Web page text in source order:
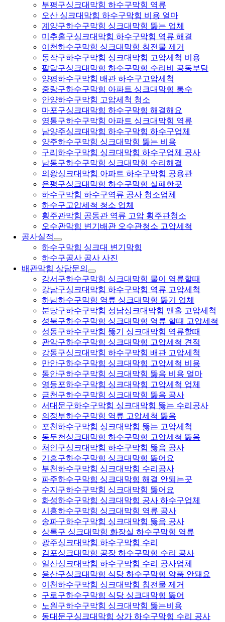
부평구싱크대막힘 하수구막힘 역류
오산 싱크대막힘 하수구막힘 비용 얼마
계양구하수구막힘 싱크대막힘 뚫는 업체
미추홀구싱크대막힘 하수구막힘 역류 해결
이천하수구막힘 싱크대막힘 침전물 제거
동작구하수구막힘 싱크대막힘 고압세척 비용
팔달구싱크대막힘 하수구막힘 수리비 공동부담
양평하수구막힘 배관 하수구고압세척
중랑구하수구막힘 아파트 싱크대막힘 통수
안양하수구막힘 고압세척 청소
마포구싱크대막힘 하수구막힘 해결해요
영통구하수구막힘 아파트 싱크대막힘 역류
남양주싱크대막힘 하수구막힘 하수구업체
양주하수구막힘 싱크대막힘 뚫는 비용
구리하수구막힘 싱크대막힘 하수구업체 공사
남동구하수구막힘 싱크대막힘 수리해결
의왕싱크대막힘 아파트 하수구막힘 공용관
은평구싱크대막힘 하수구막힘 실패한곳
하수구막힘 하수구역류 공사 청소업체
하수구고압세척 청소 업체
횡주관막힘 공동관 역류 고압 횡주관청소
오수관막힘 변기배관 오수관청소 고압세척
공사실적
하수구막힘 싱크대 변기막힘
하수구공사 공사 사진
배관막힘 상담문의
강서구하수구막힘 싱크대막힘 물이 역류할때
강남구싱크대막힘 하수구막힘 역류 고압세척
하남하수구막힘 역류 싱크대막힘 뚫기 업체
분당구하수구막힘 성남싱크대막힘 맨홀 고압세척
성북구하수구막힘 싱크대막힘 역류 할때 고압세척
성동구하수구막힘 뚫기 싱크대막힘 역류할때
관악구하수구막힘 싱크대막힘 고압세척 견적
강동구싱크대막힘 하수구막힘 배관 고압세척
만안구하수구막힘 싱크대막힘 고압세척 비용
동안구하수구막힘 싱크대막힘 뚫음 비용 얼마
영등포하수구막힘 싱크대막힘 고압세척 업체
금천구하수구막힘 싱크대막힘 뚫음 공사
서대문구하수구막힘 싱크대막힘 뚫는 수리공사
의정부하수구막힘 역류 고압세척 뚫음
포천하수구막힘 싱크대막힘 뚫는 고압세척
동두천싱크대막힘 하수구막힘 고압세척 뚫음
처인구싱크대막힘 하수구막힘 뚫음 공사
기흥구하수구막힘 싱크대막힘 뚫어요
부천하수구막힘 싱크대막힘 수리공사
파주하수구막힘 싱크대막힘 해결 안되는곳
수지구하수구막힘 싱크대막힘 뚫어요
화성하수구막힘 싱크대막힘 공사 하수구업체
시흥하수구막힘 싱크대막힘 역류 공사
송파구하수구막힘 싱크대막힘 뚫음 공사
상록구 싱크대막힘 화장실 하수구막힘 역류
광주싱크대막힘 하수구막힘 수리
김포싱크대막힘 공장 하수구막힘 수리 공사
일산싱크대막힘 하수구막힘 수리 공사업체
용산구싱크대막힘 식당 하수구막힘 약품 안돼요
이천하수구막힘 싱크대막힘 침전물 제거
구로구하수구막힘 식당 싱크대막힘 뚫어
노원구하수구막힘 싱크대막힘 뚫는비용
동대문구싱크대막힘 상가 하수구막힘 수리 공사